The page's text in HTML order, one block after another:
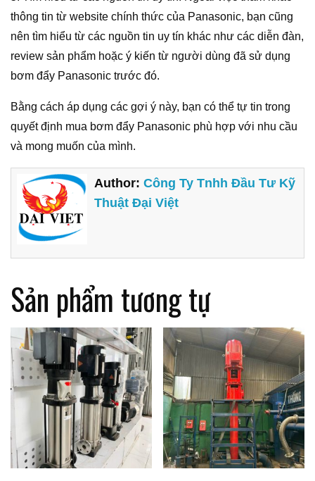
thông tin từ website chính thức của Panasonic, bạn cũng
nên tìm hiểu từ các nguồn tin uy tín khác như các diễn đàn,
review sản phẩm hoặc ý kiến từ người dùng đã sử dụng
bơm đẩy Panasonic trước đó.
Bằng cách áp dụng các gợi ý này, bạn có thể tự tin trong
quyết định mua bơm đẩy Panasonic phù hợp với nhu cầu
và mong muốn của mình.
Author:Công Ty Tnhh Đầu Tư Kỹ
Thuật Đại Việt
Sản phẩm tương tự